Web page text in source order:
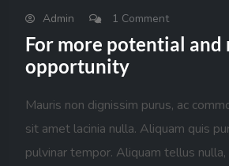
Admin 1 Comment
For more potential and
opportunity
Mauris non dignissim purus, ac
sit amet lacinia nulla. Aliquam quis
pulvinar tempor. Aliquam tellus